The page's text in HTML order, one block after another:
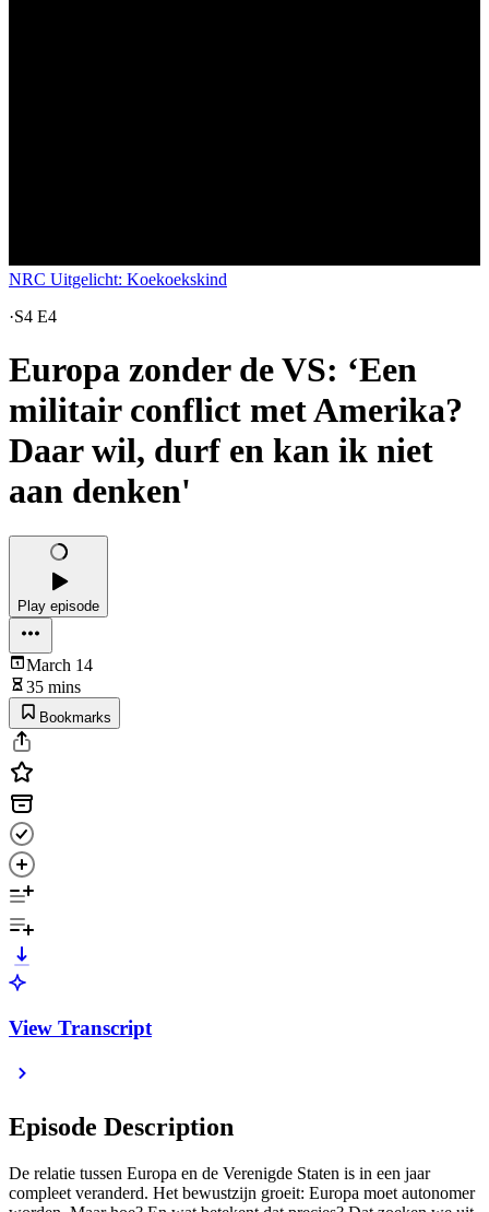
NRC Uitgelicht: Koekoekskind
·S4 E4
Europa zonder de VS: ‘Een
militair conflict met Amerika?
Daar wil, durf en kan ik niet
aan denken'
Play episode
March 14
35 mins
Bookmarks
View Transcript
Episode Description
De relatie tussen Europa en de Verenigde Staten is in een jaar
compleet veranderd. Het bewustzijn groeit: Europa moet autonomer